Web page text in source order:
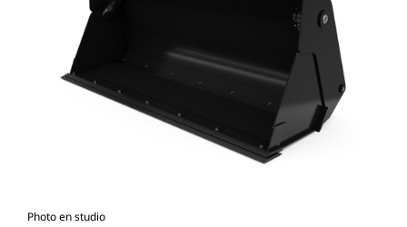
Photo en studio